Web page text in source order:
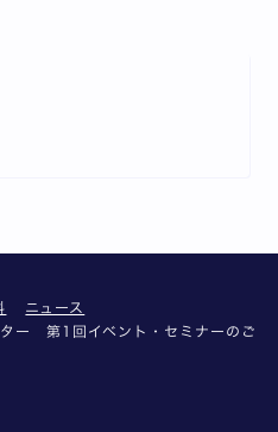
ニュース
ー 第1回イベント・セミナーのご